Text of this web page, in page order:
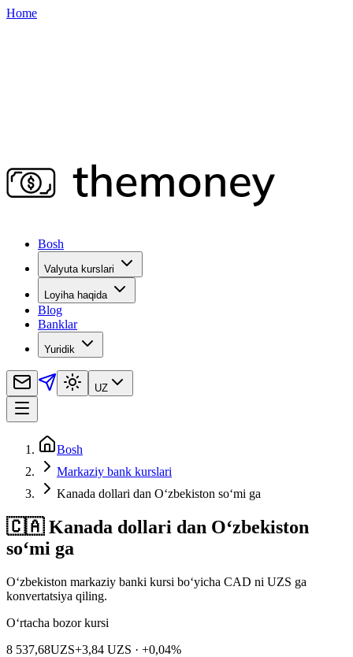
Home
Bosh
Valyuta kurslari
Loyiha haqida
Blog
Banklar
Yuridik
UZ
Bosh
Markaziy bank kurslari
Kanada dollari dan O‘zbekiston so‘mi ga
🇨🇦 Kanada dollari dan O‘zbekiston
so‘mi ga
Oʻzbekiston markaziy banki kursi bo‘yicha CAD ni UZS ga
konvertatsiya qiling.
O‘rtacha bozor kursi
8 537,68UZS+3,84 UZS · +0,04%